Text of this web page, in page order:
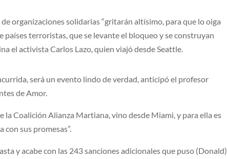
organizaciones solidarias “gritarán altísimo, para que lo oiga
países terroristas, que se levante el bloqueo y se construyan
el activista Carlos Lazo, quien viajó desde Seattle.
será un evento lindo de verdad, anticipó el profesor
de Amor.
la Coalición Alianza Martiana, vino desde Miami, y para ella es
con sus promesas”.
y acabe con las 243 sanciones adicionales que puso (Donald)